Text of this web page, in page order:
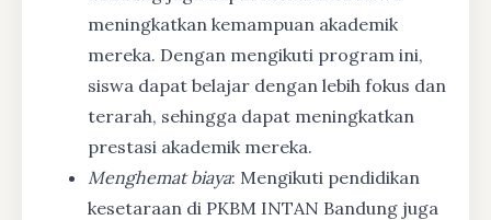
meningkatkan kemampuan akademik
mereka. Dengan mengikuti program ini,
siswa dapat belajar dengan lebih fokus dan
terarah, sehingga dapat meningkatkan
prestasi akademik mereka.
Menghemat biaya: Mengikuti pendidikan
kesetaraan di PKBM INTAN Bandung juga